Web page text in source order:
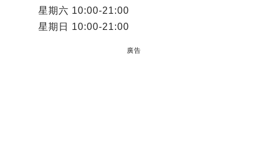
星期六 10:00-21:00
星期日 10:00-21:00
廣告